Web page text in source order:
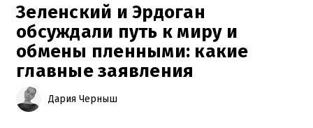
Зеленский и Эрдоган
обсуждали путь к миру и
обмены пленными: какие
главные заявления
Дария Черныш